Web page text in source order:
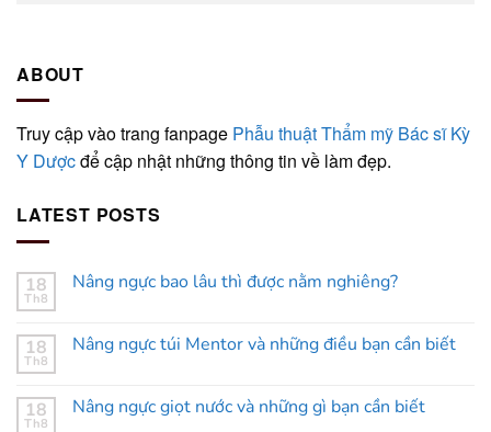
ABOUT
Truy cập vào trang fanpage Phẫu thuật Thẩm mỹ Bác sĩ Kỳ
Y Dượcđể cập nhật những thông tin về làm đẹp.
LATEST POSTS
18
Th8
Nâng ngực bao lâu thì được nằm nghiêng?
18
Th8
Nâng ngực túi Mentor và những điều bạn cần biết
18
Th8
Nâng ngực giọt nước và những gì bạn cần biết